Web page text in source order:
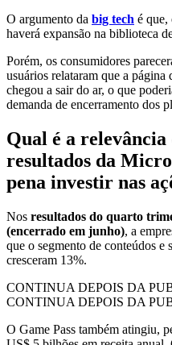
O argumento da big tech é que,
haverá expansão na biblioteca
Porém, os consumidores
usuários relataram que a página
chegou a sair do ar, o que
demanda de encerramento dos
Qual é a relevância
resultados da
pena investir nas
Nos resultados do quarto
(encerrado em junho), a
que o segmento de conteúdos
cresceram 13%.
CONTINUA DEPOIS DA
CONTINUA DEPOIS DA
O Game Pass também atingiu,